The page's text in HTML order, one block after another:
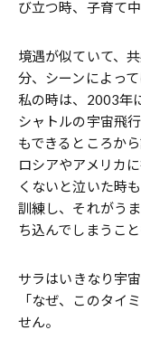
び立つ時、子育て
境遇が似ていて、
分、シーンによっ
私の時は、2003年
シャトルの宇宙飛
もできるところか
ロシアやアメリカ
くないと泣いた時
訓練し、それがう
ち込んでしまうこ
――サラはいきなり宇
「なぜ、このタイ
せん。